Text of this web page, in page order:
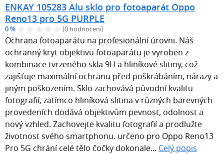
ENKAY 105283 Alu sklo pro fotoaparát Oppo
Reno13 pro 5G PURPLE
0 % (0 hodnocení)
Ochrana fotoaparátu na profesionální úrovni. Náš
ochranný kryt objektivu fotoaparátu je vyroben z
kombinace tvrzeného skla 9H a hliníkové slitiny, což
zajišťuje maximální ochranu před poškrábáním, nárazy a
jiným poškozením. Sklo zachovává původní kvalitu
fotografií, zatímco hliníková slitina v různých barevných
provedeních dodává objektivům pevnost, odolnost a
nový vzhled. Zachovejte kvalitu fotografií a prodlužte
životnost svého smartphonu. určeno pro Oppo Reno13
Pro 5G chrání celé tělo čočky dokonale... Celý popis